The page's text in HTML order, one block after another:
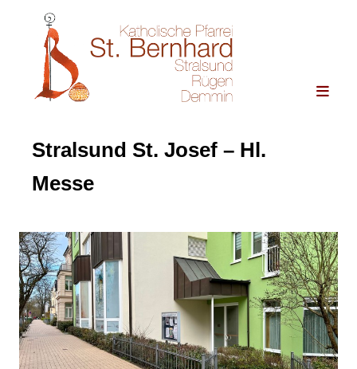
Stralsund St. Josef – Hl.
Messe